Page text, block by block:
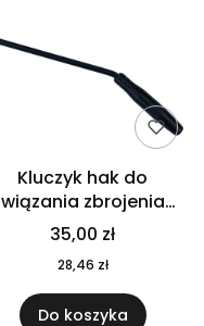
Kluczyk hak do
wiązania zbrojenia
STALOWY BLACK
35,00 zł
28,46 zł
Do koszyka